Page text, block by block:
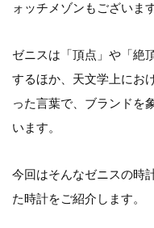
ォッチメゾンもございます
ゼニスは「頂点」や「絶
するほか、天文学上にお
った言葉で、ブランドを
います。
今回はそんなゼニスの時
た時計をご紹介します。